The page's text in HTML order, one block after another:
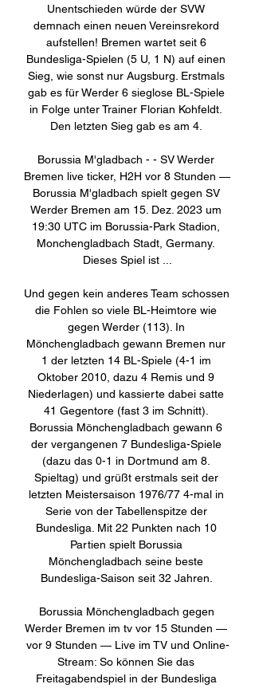
Unentschieden würde der SVW
demnach einen neuen Vereinsrekord
aufstellen! Bremen wartet seit 6
Bundesliga-Spielen (5 U, 1 N) auf einen
Sieg, wie sonst nur Augsburg. Erstmals
gab es für Werder 6 sieglose BL-Spiele
in Folge unter Trainer Florian Kohfeldt.
Den letzten Sieg gab es am 4.
Borussia M'gladbach - - SV Werder
Bremen live ticker, H2H vor 8 Stunden —
Borussia M'gladbach spielt gegen SV
Werder Bremen am 15. Dez. 2023 um
19:30 UTC im Borussia-Park Stadion,
Monchengladbach Stadt, Germany.
Dieses Spiel ist ...
Und gegen kein anderes Team schossen
die Fohlen so viele BL-Heimtore wie
gegen Werder (113). In
Mönchengladbach gewann Bremen nur
1 der letzten 14 BL-Spiele (4-1 im
Oktober 2010, dazu 4 Remis und 9
Niederlagen) und kassierte dabei satte
41 Gegentore (fast 3 im Schnitt).
Borussia Mönchengladbach gewann 6
der vergangenen 7 Bundesliga-Spiele
(dazu das 0-1 in Dortmund am 8.
Spieltag) und grüßt erstmals seit der
letzten Meistersaison 1976/77 4-mal in
Serie von der Tabellenspitze der
Bundesliga. Mit 22 Punkten nach 10
Partien spielt Borussia
Mönchengladbach seine beste
Bundesliga-Saison seit 32 Jahren.
Borussia Mönchengladbach gegen
Werder Bremen im tv vor 15 Stunden —
vor 9 Stunden — Live im TV und Online-
Stream: So können Sie das
Freitagabendspiel in der Bundesliga